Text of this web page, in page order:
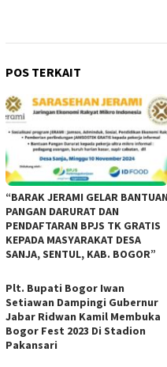
POS TERKAIT
“BARAK JERAMI GELAR BANTUAN
PANGAN DARURAT DAN
PENDAFTARAN BPJS TK GRATIS
KEPADA MASYARAKAT DESA
SANJA, SENTUL, KAB. BOGOR”
Plt. Bupati Bogor Iwan
Setiawan Dampingi Gubernur
Jabar Ridwan Kamil Membuka
Bogor Fest 2023 Di Stadion
Pakansari